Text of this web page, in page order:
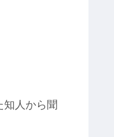
知人から聞